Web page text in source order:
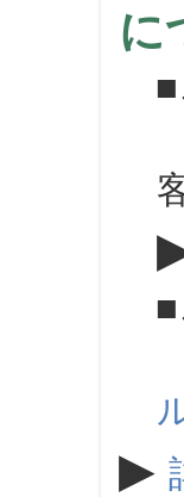
に
■
■
▶